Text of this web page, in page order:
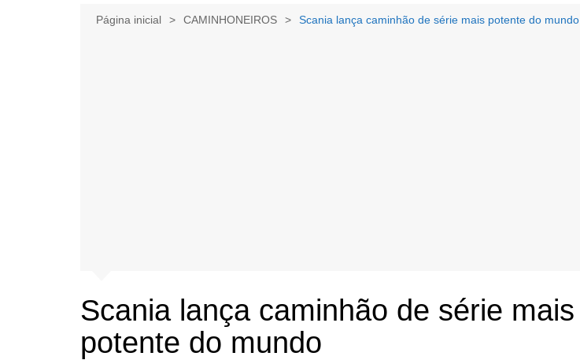
Página inicial CAMINHONEIROS Scania lança caminhão de série mais potente do mundo
Scania lança caminhão de série mais
potente do mundo